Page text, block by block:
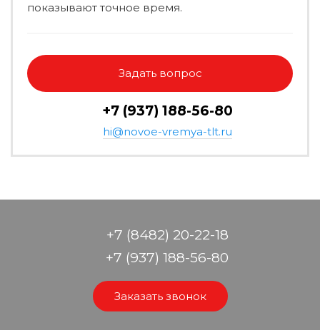
показывают точное время.
Задать вопрос
+7 (937) 188-56-80
hi@novoe-vremya-tlt.ru
+7 (8482) 20-22-18
+7 (937) 188-56-80
Заказать звонок